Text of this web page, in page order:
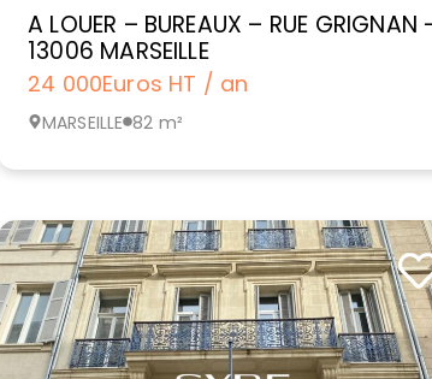
A LOUER – BUREAUX – RUE GRIGNAN
13006 MARSEILLE
24 000Euros HT / an
MARSEILLE 82 m²